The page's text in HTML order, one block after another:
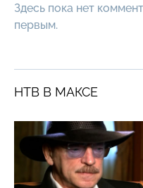
Здесь пока нет
первым.
НТВ В МАКСЕ